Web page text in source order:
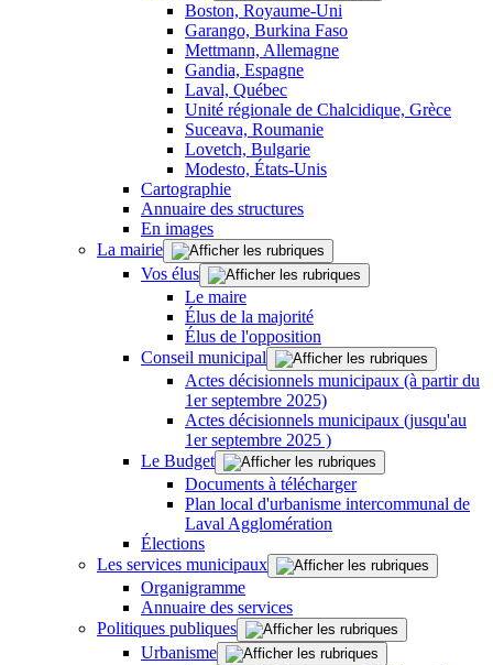
Boston, Royaume-Uni
Garango, Burkina Faso
Mettmann, Allemagne
Gandia, Espagne
Laval, Québec
Unité régionale de Chalcidique, Grèce
Suceava, Roumanie
Lovetch, Bulgarie
Modesto, États-Unis
Cartographie
Annuaire des structures
En images
La mairie
Vos élus
Le maire
Élus de la majorité
Élus de l'opposition
Conseil municipal
Actes décisionnels municipaux (à partir du
1er septembre 2025)
Actes décisionnels municipaux (jusqu'au
1er septembre 2025 )
Le Budget
Documents à télécharger
Plan local d'urbanisme intercommunal de
Laval Agglomération
Élections
Les services municipaux
Organigramme
Annuaire des services
Politiques publiques
Urbanisme